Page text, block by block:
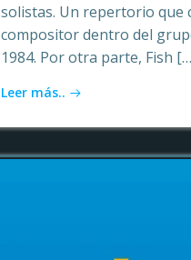
solistas. Un repertorio que
compositor dentro del
1984. Por otra parte, Fish
Leer más..